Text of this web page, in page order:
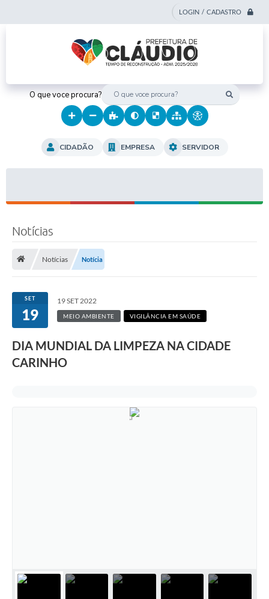
LOGIN / CADASTRO
O que voce procura?
CIDADÃO EMPRESA SERVIDOR
Notícias
Notícias Notícia
SET
19
19 SET 2022
MEIO AMBIENTE VIGILÂNCIA EM SAÚDE
DIA MUNDIAL DA LIMPEZA NA CIDADE
CARINHO